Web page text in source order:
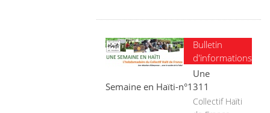
Bulletin
d'informations
Une
Semaine en Haïti-n°1311
Collectif Haïti